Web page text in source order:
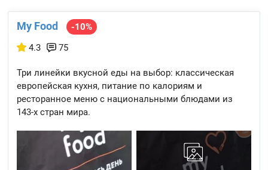
My Food
-10%
4.3
75
Три линейки вкусной еды на выбор: классическая
европейская кухня, питание по калориям и
ресторанное меню с национальными блюдами из
143-х стран мира.